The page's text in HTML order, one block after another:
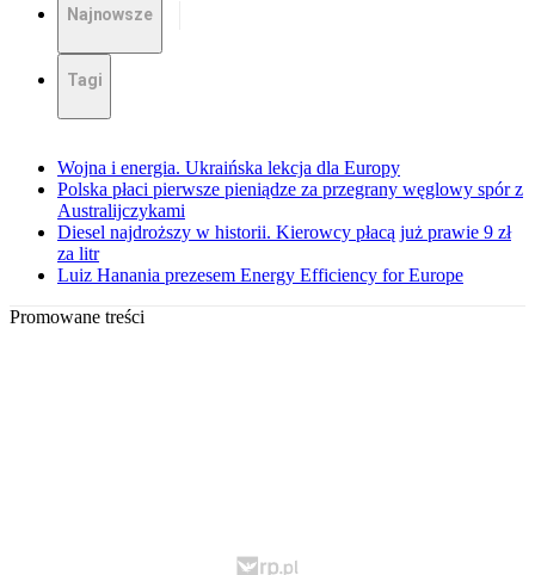
Najnowsze
Tagi
Wojna i energia. Ukraińska lekcja dla Europy
Polska płaci pierwsze pieniądze za przegrany węglowy spór z
Australijczykami
Diesel najdroższy w historii. Kierowcy płacą już prawie 9 zł
za litr
Luiz Hanania prezesem Energy Efficiency for Europe
Promowane treści